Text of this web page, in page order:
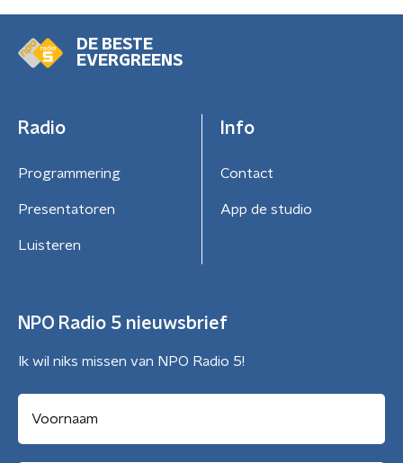
DE BESTE
EVERGREENS
Radio
Programmering
Presentatoren
Luisteren
Info
Contact
App de studio
NPO Radio 5 nieuwsbrief
Ik wil niks missen van NPO Radio 5!